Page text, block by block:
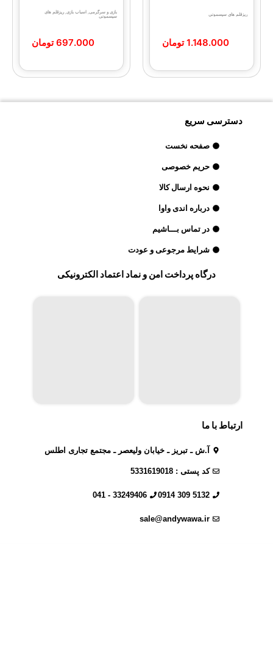
ریزقلم های سیسمونی
1.148.000 تومان
بازی و سرگرمی, اسباب بازی, ریزقلم های
سیسمونی
697.000 تومان
دسترسی سریع
صفحه نخست
حریم خصوصی
نحوه ارسال کالا
درباره اندی واوا
در تماس بـــاشیم
شرایط مرجوعی و عودت
درگاه پرداخت امن و نماد اعتماد الکترونیکی
ارتباط با ما
آ.ش ـ تبریز ـ خیابان ولیعصر ـ مجتمع تجاری اطلس
کد پستی : 5331619018
5132 309 0914
33249406 - 041
sale@andywawa.ir